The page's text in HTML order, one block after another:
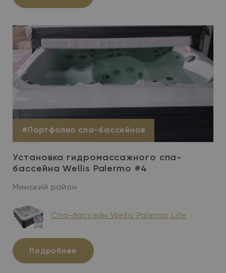
#Портфолио спа-бассейнов
Установка гидромассажного спа-
бассейна Wellis Palermo #4
Минский район
Спа-бассейн Wellis Palermo Life
Подробнее